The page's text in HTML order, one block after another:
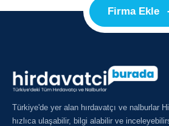
Firma Ekle
Türkiye'de yer alan hırdavatçı ve nalburlar
hızlıca ulaşabilir, bilgi alabilir ve